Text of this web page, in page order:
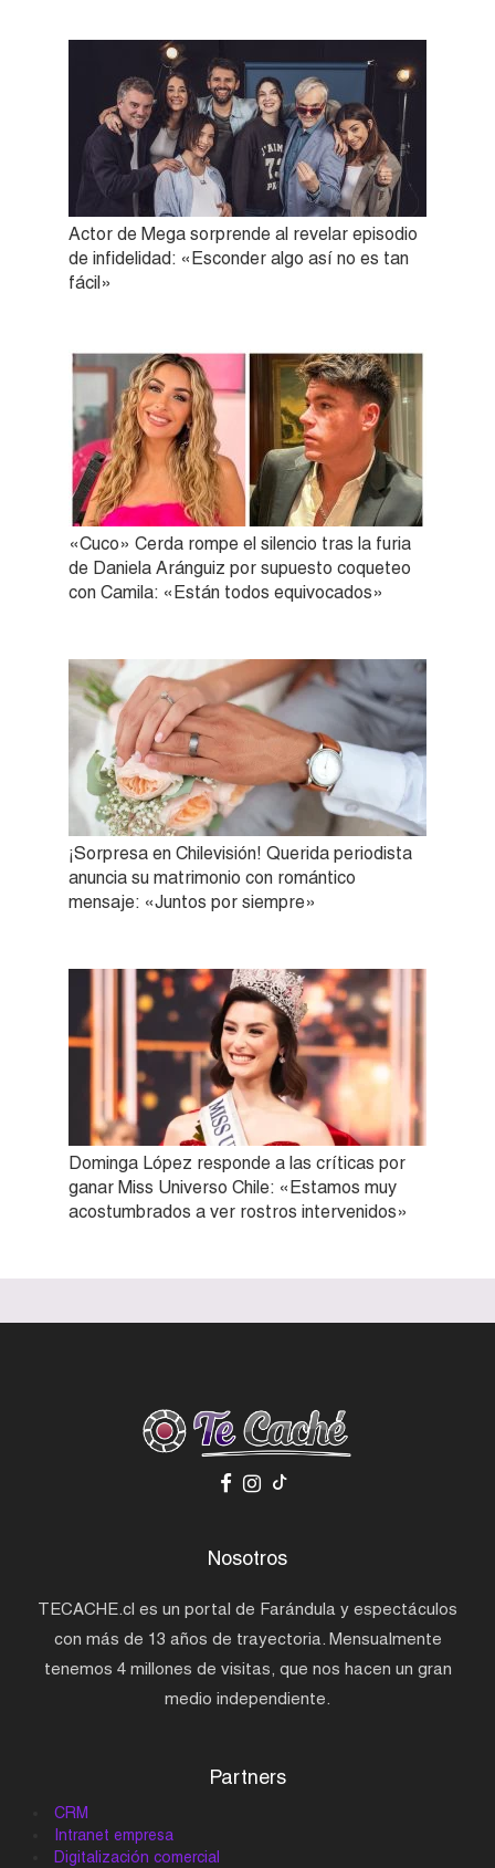
Actor de Mega sorprende al revelar episodio
de infidelidad: «Esconder algo así no es tan
fácil»
«Cuco» Cerda rompe el silencio tras la furia
de Daniela Aránguiz por supuesto coqueteo
con Camila: «Están todos equivocados»
¡Sorpresa en Chilevisión! Querida periodista
anuncia su matrimonio con romántico
mensaje: «Juntos por siempre»
Dominga López responde a las críticas por
ganar Miss Universo Chile: «Estamos muy
acostumbrados a ver rostros intervenidos»
Nosotros
TECACHE.cl es un portal de Farándula y espectáculos
con más de 13 años de trayectoria. Mensualmente
tenemos 4 millones de visitas, que nos hacen un gran
medio independiente.
Partners
CRM
Intranet empresa
Digitalización comercial